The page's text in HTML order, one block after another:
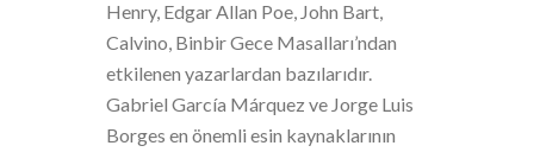
Henry, Edgar Allan Poe, John Bart,
Calvino, Binbir Gece Masalları’ndan
etkilenen yazarlardan bazılarıdır.
Gabriel García Márquez ve Jorge Luis
Borges en önemli esin kaynaklarının